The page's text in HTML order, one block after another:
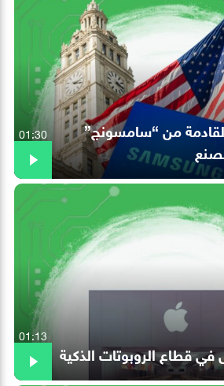
القادمة من “سامسونج”
01:30
في قطاع الروبوتات الذكية
01:13